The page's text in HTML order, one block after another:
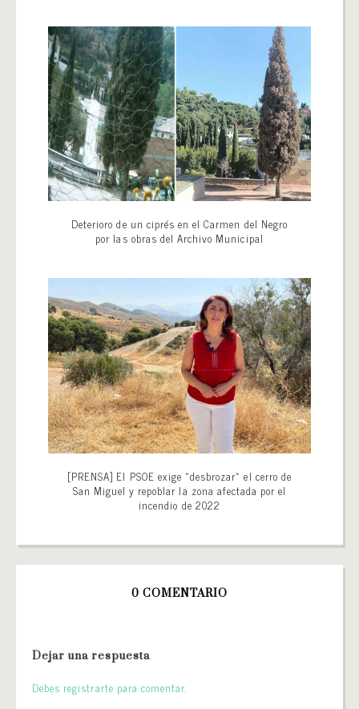
Deterioro de un ciprés en el Carmen del Negro
por las obras del Archivo Municipal
[PRENSA] El PSOE exige «desbrozar» el cerro de
San Miguel y repoblar la zona afectada por el
incendio de 2022
0 COMENTARIO
Dejar una respuesta
Debes registrarte para comentar.